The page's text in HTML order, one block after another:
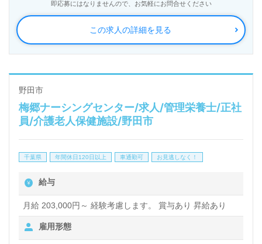
この求人の詳細を見る
即応募にはなりませんので、お気軽にお問合せください
野田市
梅郷ナーシングセンター/求人/管理栄養士/正社
員/介護老人保健施設/野田市
千葉県 年間休日120日以上 車通勤可 お見逃しなく！
給与
月給 203,000円～ 経験考慮します。 賞与あり 昇給あり
雇用形態